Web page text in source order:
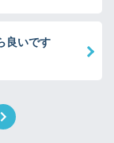
良いです